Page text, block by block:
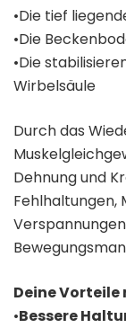
•Die tief
•Die
•Die
Wirbelsäule
Durch das
Dehnung und
Fehlhaltungen,
Deine
•Bessere